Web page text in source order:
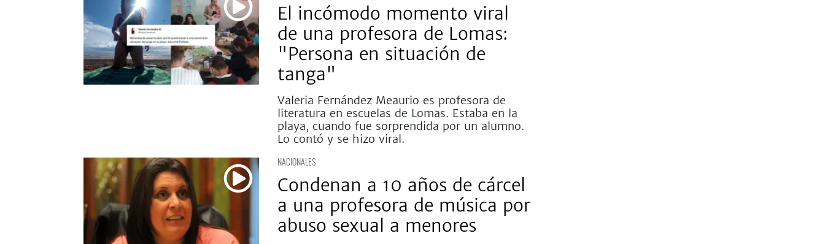
El incómodo momento viral
de una profesora de Lomas:
"Persona en situación de
tanga"
Valeria Fernández Meaurio es profesora de
literatura en escuelas de Lomas. Estaba en la
playa, cuando fue sorprendida por un alumno.
Lo contó y se hizo viral.
NACIONALES
Condenan a 10 años de cárcel
a una profesora de música por
abuso sexual a menores